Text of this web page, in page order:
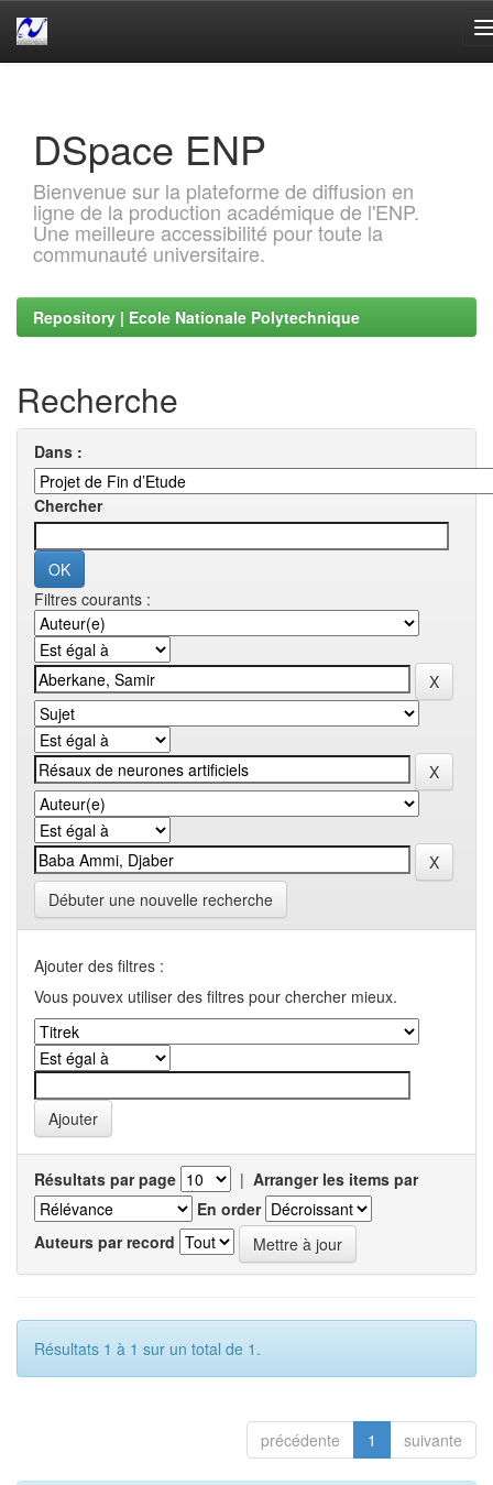
DSpace ENP
Bienvenue sur la plateforme de diffusion en
ligne de la production académique de l'ENP.
Une meilleure accessibilité pour toute la
communauté universitaire.
Repository | Ecole Nationale Polytechnique
Recherche
Dans :
Chercher
Filtres courants :
Débuter une nouvelle recherche
Ajouter des filtres :
Vous pouvex utiliser des filtres pour chercher mieux.
Résultats par page | Arranger les items par
En order
Auteurs par record
Résultats 1 à 1 sur un total de 1.
précédente 1 suivante